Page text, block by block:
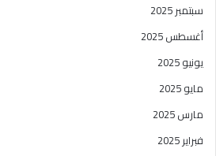
سبتمبر 2025
أغسطس 2025
يونيو 2025
مايو 2025
مارس 2025
فبراير 2025